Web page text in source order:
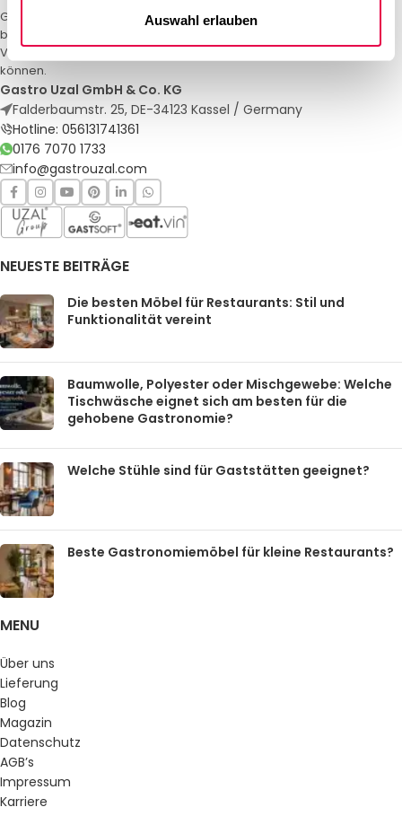
Auswahl erlauben
Gastro Uzal – Ihr Spezialist für Gastronomiemöbel und -textilien. Wir
bieten maßgeschneiderte Lösungen für Restaurants, Hotels und
Veranstaltungen. Qualität und Service, auf die Sie sich verlassen
können.
Gastro Uzal GmbH & Co. KG
Falderbaumstr. 25, DE-34123 Kassel / Germany
Hotline: 056131741361
0176 7070 1733
info@gastrouzal.com
NEUESTE BEITRÄGE
Die besten Möbel für Restaurants: Stil und
Funktionalität vereint
Baumwolle, Polyester oder Mischgewebe: Welche
Tischwäsche eignet sich am besten für die
gehobene Gastronomie?
Welche Stühle sind für Gaststätten geeignet?
Beste Gastronomiemöbel für kleine Restaurants?
MENU
Über uns
Lieferung
Blog
Magazin
Datenschutz
AGB’s
Impressum
Karriere